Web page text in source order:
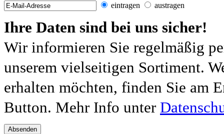
eintragen austragen
Ihre Daten sind bei uns sicher!
Wir informieren Sie regelmäßig
unserem vielseitigen Sortiment.
erhalten möchten, finden Sie am
Button. Mehr Info unter
Absenden